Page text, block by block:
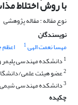
با روش اختلاط
نوع مقاله : مقاله پژوهشی
نویسندگان
مهسا نعمت الهی1 اعظم
1 دانشکده مهندسی پلیمر
2عضو هیئت علمی/
3دانشکده مهندسی شیمی،
چکیده